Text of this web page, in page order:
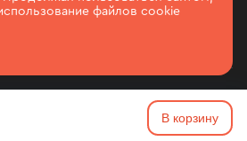
файлов cookie
В корзину
Карта сайта